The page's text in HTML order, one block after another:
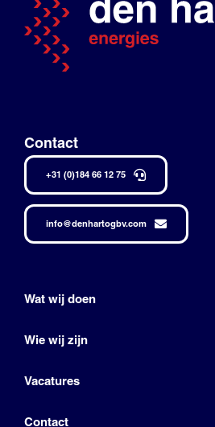
Contact
+31 (0)184 66 12 75
info@denhartogbv.com
Wat wij doen
Wie wij zijn
Vacatures
Contact